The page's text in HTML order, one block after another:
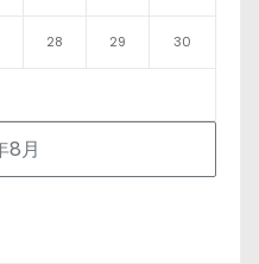
8月
28 29 30